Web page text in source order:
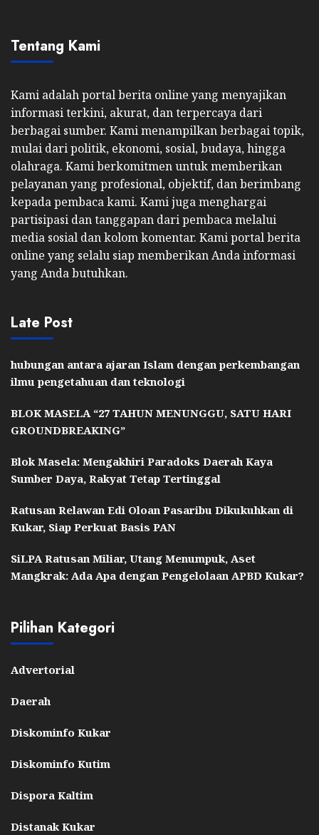
Tentang Kami
Kami adalah portal berita online yang menyajikan
informasi terkini, akurat, dan terpercaya dari
berbagai sumber. Kami menampilkan berbagai topik,
mulai dari politik, ekonomi, sosial, budaya, hingga
olahraga. Kami berkomitmen untuk memberikan
pelayanan yang profesional, objektif, dan berimbang
kepada pembaca kami. Kami juga menghargai
partisipasi dan tanggapan dari pembaca melalui
media sosial dan kolom komentar. Kami portal berita
online yang selalu siap memberikan Anda informasi
yang Anda butuhkan.
Late Post
hubungan antara ajaran Islam dengan perkembangan
ilmu pengetahuan dan teknologi
BLOK MASELA “27 TAHUN MENUNGGU, SATU HARI
GROUNDBREAKING”
Blok Masela: Mengakhiri Paradoks Daerah Kaya
Sumber Daya, Rakyat Tetap Tertinggal
Ratusan Relawan Edi Oloan Pasaribu Dikukuhkan di
Kukar, Siap Perkuat Basis PAN
SiLPA Ratusan Miliar, Utang Menumpuk, Aset
Mangkrak: Ada Apa dengan Pengelolaan APBD Kukar?
Pilihan Kategori
Advertorial
Daerah
Diskominfo Kukar
Diskominfo Kutim
Dispora Kaltim
Distanak Kukar